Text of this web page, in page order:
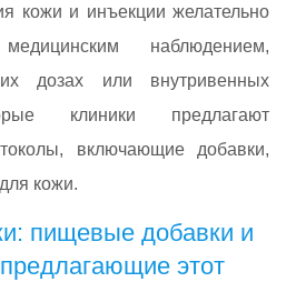
кожи и инъекции желательно
наблюдением,
дозах или внутривенных
клиники предлагают
включающие добавки,
кожи.
пищевые добавки и
этот